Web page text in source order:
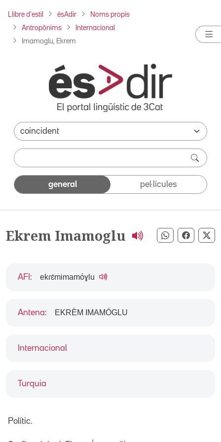
Llibre d'estil ésAdir Noms propis
Antropònims Internacional
Imamoglu, Ekrem
general pel·lícules
Ekrem Imamoglu Compartir
Internacional
Turquia
AFI : ekɾɛ́mimamóɣlu
Antena: EKRÈM IMAMÓGLU
Polític.